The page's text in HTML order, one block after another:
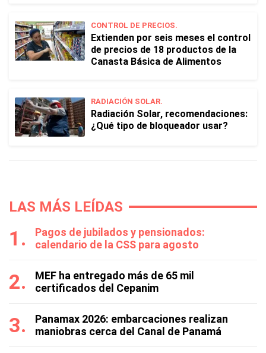
CONTROL DE PRECIOS.
Extienden por seis meses el control
de precios de 18 productos de la
Canasta Básica de Alimentos
RADIACIÓN SOLAR.
Radiación Solar, recomendaciones:
¿Qué tipo de bloqueador usar?
LAS MÁS LEÍDAS
Pagos de jubilados y pensionados:
calendario de la CSS para agosto
MEF ha entregado más de 65 mil
certificados del Cepanim
Panamax 2026: embarcaciones realizan
maniobras cerca del Canal de Panamá